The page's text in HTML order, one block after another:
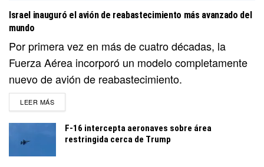
Israel inauguró el avión de reabastecimiento más avanzado del
mundo
Por primera vez en más de cuatro décadas, la
Fuerza Aérea incorporó un modelo completamente
nuevo de avión de reabastecimiento.
LEER MÁSDETAILS
F-16 intercepta aeronaves sobre área
restringida cerca de Trump